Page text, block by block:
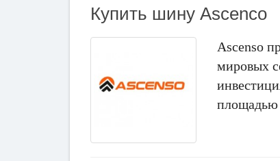
Купить шину Ascenco
Ascenso
мировых
площадью